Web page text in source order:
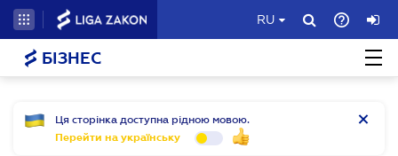
RU
БІЗНЕС
Ця сторінка доступна рідною мовою.
Перейти на українську